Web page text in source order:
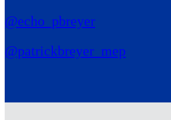
@echo_pbreyer
@patrickbreyer_mep